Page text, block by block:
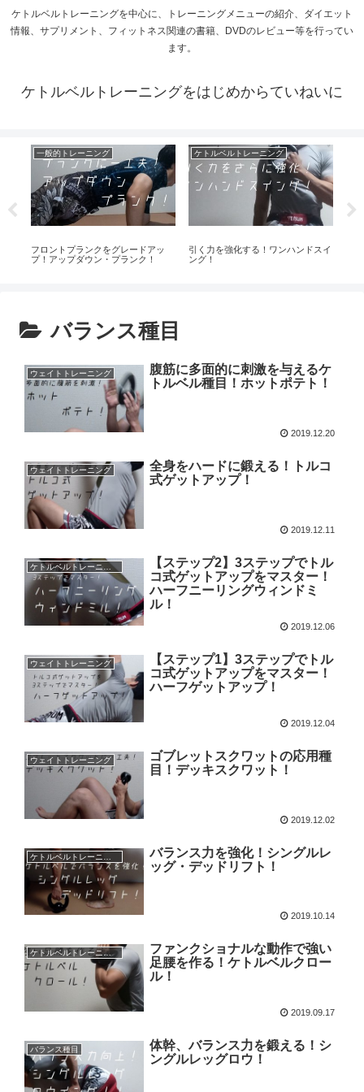
ケトルベルトレーニングを中心に、トレーニングメニューの紹介、ダイエット
情報、サプリメント、フィットネス関連の書籍、DVDのレビュー等を行ってい
ます。
ケトルベルトレーニングをはじめからていねいに
一般的トレーニング
フロントプランクをグレードアッ
プ！アップダウン・プランク！
ケトルベルトレーニング
引く力を強化する！ワンハンドスイ
ング！
バランス種目
ウェイトトレーニング
腹筋に多面的に刺激を与えるケ
トルベル種目！ホットポテト！
2019.12.20
ウェイトトレーニング
全身をハードに鍛える！トルコ
式ゲットアップ！
2019.12.11
ケトルベルトレーニング
【ステップ2】3ステップでトル
コ式ゲットアップをマスター！
ハーフニーリングウィンドミ
ル！
2019.12.06
ウェイトトレーニング
【ステップ1】3ステップでトル
コ式ゲットアップをマスター！
ハーフゲットアップ！
2019.12.04
ウェイトトレーニング
ゴブレットスクワットの応用種
目！デッキスクワット！
2019.12.02
バランス力を強化！シングルレ
ッグ・デッドリフト！
2019.10.14
ケトルベルトレーニング
ファンクショナルな動作で強い
足腰を作る！ケトルベルクロー
ル！
2019.09.17
バランス種目
体幹、バランス力を鍛える！シ
ングルレッグロウ！